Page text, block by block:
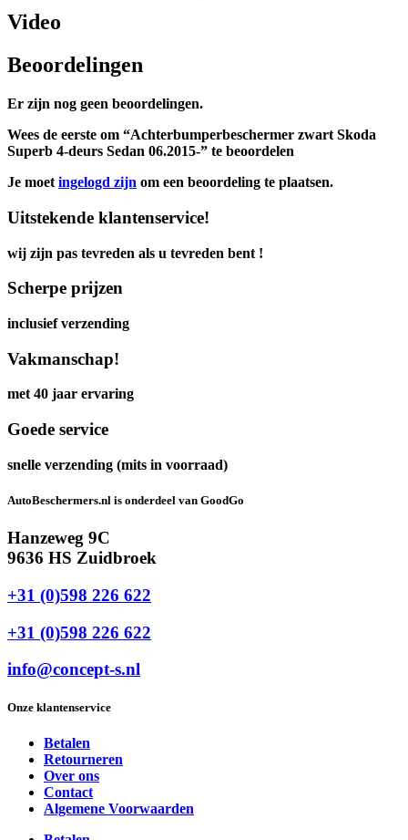
Video
Beoordelingen
Er zijn nog geen beoordelingen.
Wees de eerste om “Achterbumperbeschermer zwart Skoda
Superb 4-deurs Sedan 06.2015-” te beoordelen
Je moet ingelogd zijn om een beoordeling te plaatsen.
Uitstekende klantenservice!
wij zijn pas tevreden als u tevreden bent !
Scherpe prijzen
inclusief verzending
Vakmanschap!
met 40 jaar ervaring
Goede service
snelle verzending (mits in voorraad)
AutoBeschermers.nl is onderdeel van GoodGo
Hanzeweg 9C
9636 HS Zuidbroek
+31 (0)598 226 622
+31 (0)598 226 622
info@concept-s.nl
Onze klantenservice
Betalen
Retourneren
Over ons
Contact
Algemene Voorwaarden